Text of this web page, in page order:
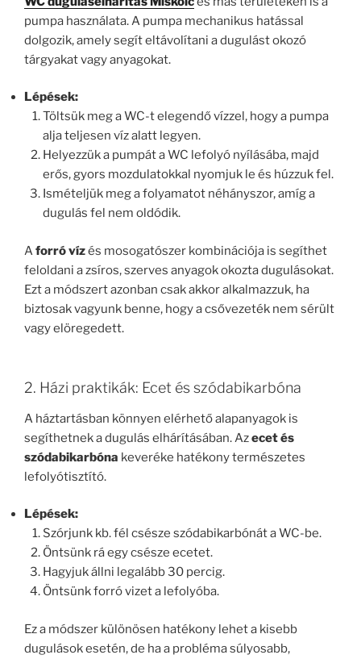
pumpa használata. A pumpa mechanikus hatással
dolgozik, amely segít eltávolítani a dugulást okozó
tárgyakat vagy anyagokat.
Lépések:
Töltsük meg a WC-t elegendő vízzel, hogy a pumpa
alja teljesen víz alatt legyen.
Helyezzük a pumpát a WC lefolyó nyílásába, majd
erős, gyors mozdulatokkal nyomjuk le és húzzuk fel.
Ismételjük meg a folyamatot néhányszor, amíg a
dugulás fel nem oldódik.
Aforró vízés mosogatószer kombinációja is segíthet
feloldani a zsíros, szerves anyagok okozta dugulásokat.
Ezt a módszert azonban csak akkor alkalmazzuk, ha
biztosak vagyunk benne, hogy a csővezeték nem sérült
vagy elöregedett.
2. Házi praktikák: Ecet és szódabikarbóna
A háztartásban könnyen elérhető alapanyagok is
segíthetnek a dugulás elhárításában. Azecet és
szódabikarbóna keveréke hatékony természetes
lefolyótisztító.
Lépések:
Szórjunk kb. fél csésze szódabikarbónát a WC-be.
Öntsünk rá egy csésze ecetet.
Hagyjuk állni legalább 30 percig.
Öntsünk forró vizet a lefolyóba.
Ez a módszer különösen hatékony lehet a kisebb
dugulások esetén, de ha a probléma súlyosabb,